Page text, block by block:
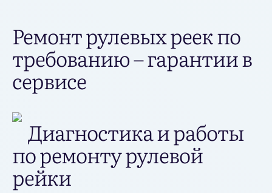
Ремонт рулевых реек по
требованию – гарантии в
сервисе
Диагностика и работы
по ремонту рулевой
рейки